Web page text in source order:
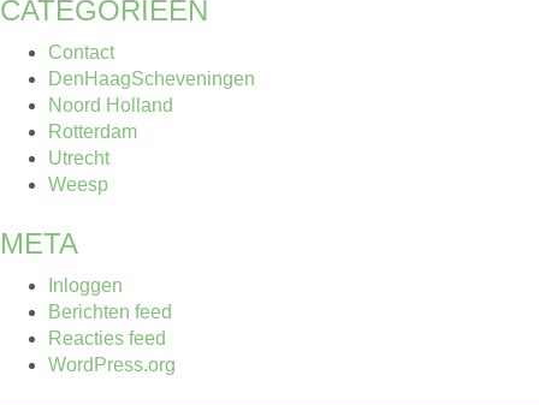
CATEGORIEËN
Contact
DenHaagScheveningen
Noord Holland
Rotterdam
Utrecht
Weesp
META
Inloggen
Berichten feed
Reacties feed
WordPress.org